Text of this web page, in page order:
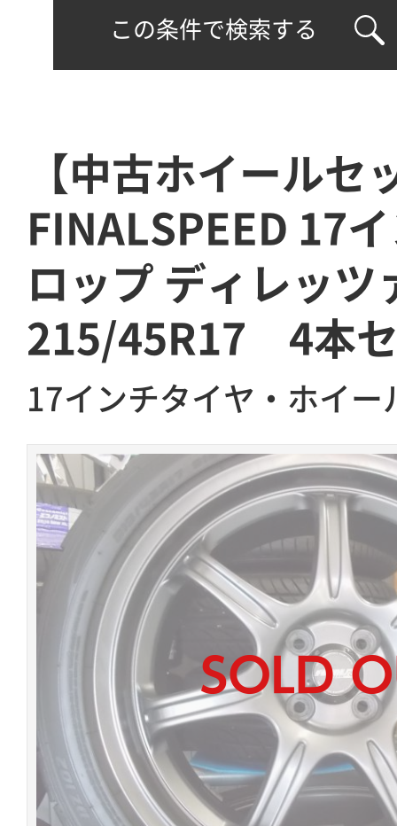
この条件で検索する
【中古ホイールセ
FINALSPEED 17
ロップ ディレッツ
215/45R17 4本
17インチタイヤ・ホイー